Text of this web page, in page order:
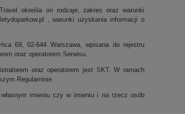
określa on rodzaje, zakres oraz warunki
, warunki uzyskania informacji o
69, 02-644 Warszawa, wpisana do rejestru
oraz operatorem Serwisu.
oraz operatorem jest SKT. W ramach
Regulaminie.
imieniu czy w imieniu i na rzecz osób